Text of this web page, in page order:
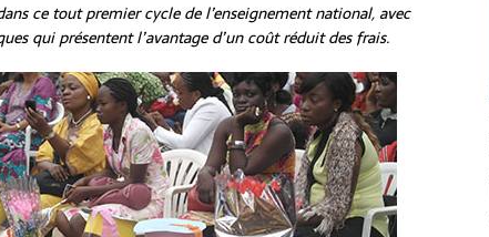
ce tout premier cycle de l’enseignement national, avec
qui présentent l’avantage d’un coût réduit des frais.